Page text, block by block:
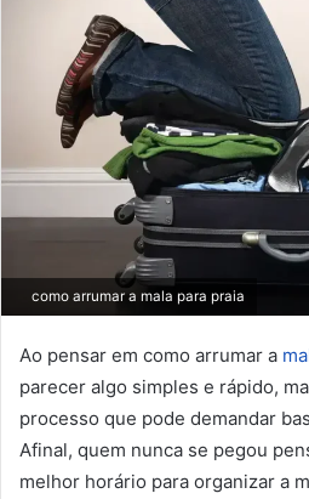
como arrumar a mala para praia
Ao pensar em como arrumar a
parecer algo simples e rápido,
processo que pode demandar
Afinal, quem nunca se pegou
melhor horário para organizar a